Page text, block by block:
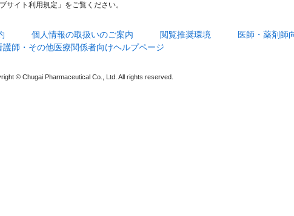
サイト利用規定」をご覧ください。
個人情報の取扱いのご案内 閲覧推奨環境
医師・薬剤師
護師・その他医療関係者向けヘルプページ
© Chugai Pharmaceutical Co., Ltd. All rights reserved.